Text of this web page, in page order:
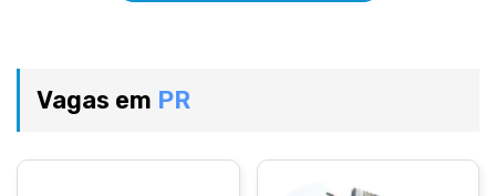
Vagas em PR